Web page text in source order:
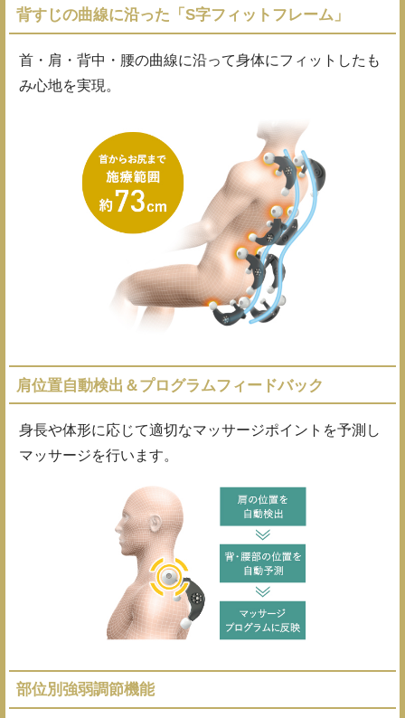
背すじの曲線に沿った「S字フィットフレーム」
首・肩・背中・腰の曲線に沿って身体にフィットしたも
み心地を実現。
肩位置自動検出＆プログラムフィードバック
身長や体形に応じて適切なマッサージポイントを予測し
マッサージを行います。
部位別強弱調節機能